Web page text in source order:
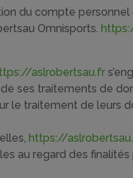
du compte personnel
Omnisports.
aslrobertsau.fr
ses traitements de
traitement de leurs
https://
au regard des